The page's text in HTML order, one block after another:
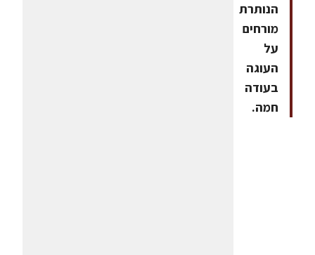
הנותרת
מורחים
על
העוגה
בעודה
חמה.